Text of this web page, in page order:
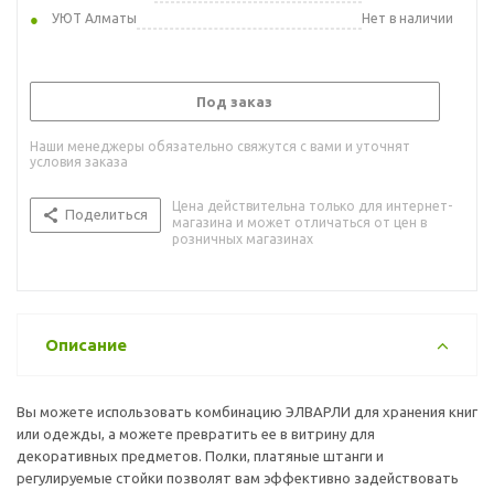
УЮТ Алматы
Нет в наличии
Под заказ
Наши менеджеры обязательно свяжутся с вами и уточнят
условия заказа
Поделиться
Цена действительна только для интернет-
магазина и может отличаться от цен в
розничных магазинах
Описание
Вы можете использовать комбинацию ЭЛВАРЛИ для хранения книг
или одежды, а можете превратить ее в витрину для
декоративных предметов. Полки, платяные штанги и
регулируемые стойки позволят вам эффективно задействовать